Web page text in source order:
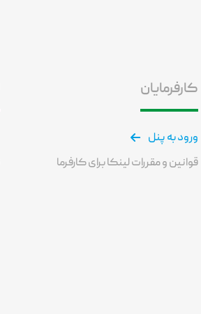
کارفرمایان
ورود به پنل
قوانین و مقررات لینکا برای کارفرما